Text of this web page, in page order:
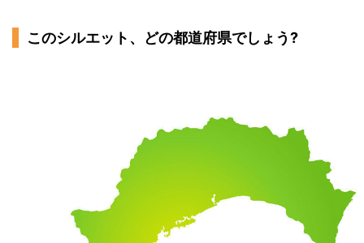
このシルエット、どの都道府県でしょう?